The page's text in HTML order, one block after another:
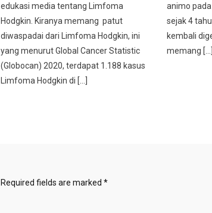
edukasi media tentang Limfoma
Hodgkin. Kiranya memang patut
diwaspadai dari Limfoma Hodgkin, ini
yang menurut Global Cancer Statistic
(Globocan) 2020, terdapat 1.188 kasus
Limfoma Hodgkin di […]
animo
sejak 4
kembali
memang […]
Required fields are marked *